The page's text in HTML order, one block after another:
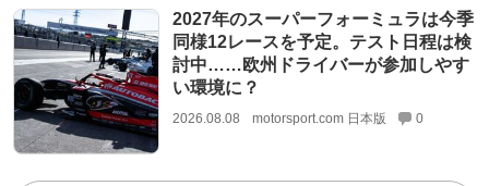
2027年のスーパーフォーミュラは今季
同様12レースを予定。テスト日程は検
討中……欧州ドライバーが参加しやす
い環境に？
2026.08.08 motorsport.com 日本版 0